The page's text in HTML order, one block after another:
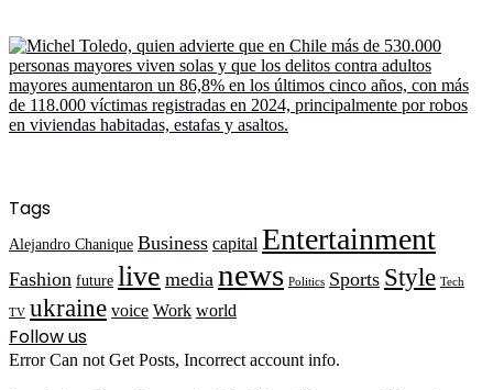
Tags
Alejandro Chanique Business capital Entertainment
Fashion future live media news Politics Sports Style Tech
TV ukraine voice Work world
Follow us
Error Can not Get Posts, Incorrect account info.